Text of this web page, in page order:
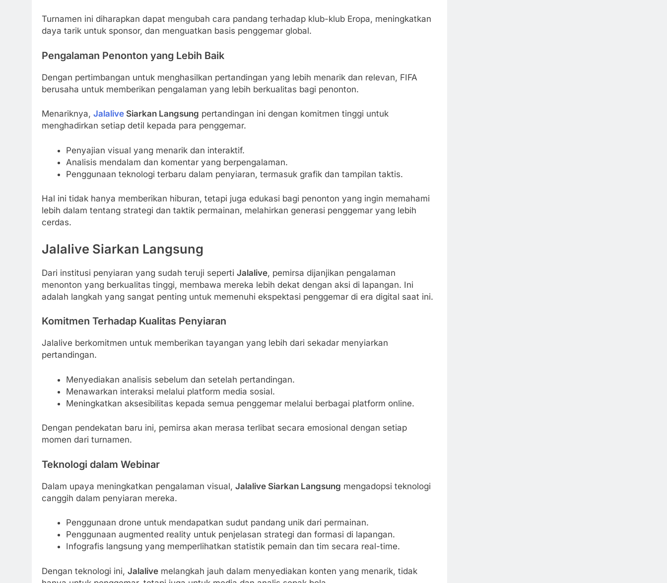
Turnamen ini diharapkan dapat mengubah cara pandang terhadap klub-klub Eropa, meningkatkan
daya tarik untuk sponsor, dan menguatkan basis penggemar global.
Pengalaman Penonton yang Lebih Baik
Dengan pertimbangan untuk menghasilkan pertandingan yang lebih menarik dan relevan, FIFA
berusaha untuk memberikan pengalaman yang lebih berkualitas bagi penonton.
Menariknya, Jalalive Siarkan Langsung pertandingan ini dengan komitmen tinggi untuk
menghadirkan setiap detil kepada para penggemar.
Penyajian visual yang menarik dan interaktif.
Analisis mendalam dan komentar yang berpengalaman.
Penggunaan teknologi terbaru dalam penyiaran, termasuk grafik dan tampilan taktis.
Hal ini tidak hanya memberikan hiburan, tetapi juga edukasi bagi penonton yang ingin memahami
lebih dalam tentang strategi dan taktik permainan, melahirkan generasi penggemar yang lebih
cerdas.
Jalalive Siarkan Langsung
Dari institusi penyiaran yang sudah teruji seperti Jalalive, pemirsa dijanjikan pengalaman
menonton yang berkualitas tinggi, membawa mereka lebih dekat dengan aksi di lapangan. Ini
adalah langkah yang sangat penting untuk memenuhi ekspektasi penggemar di era digital saat ini.
Komitmen Terhadap Kualitas Penyiaran
Jalalive berkomitmen untuk memberikan tayangan yang lebih dari sekadar menyiarkan
pertandingan.
Menyediakan analisis sebelum dan setelah pertandingan.
Menawarkan interaksi melalui platform media sosial.
Meningkatkan aksesibilitas kepada semua penggemar melalui berbagai platform online.
Dengan pendekatan baru ini, pemirsa akan merasa terlibat secara emosional dengan setiap
momen dari turnamen.
Teknologi dalam Webinar
Dalam upaya meningkatkan pengalaman visual, Jalalive Siarkan Langsung mengadopsi teknologi
canggih dalam penyiaran mereka.
Penggunaan drone untuk mendapatkan sudut pandang unik dari permainan.
Penggunaan augmented reality untuk penjelasan strategi dan formasi di lapangan.
Infografis langsung yang memperlihatkan statistik pemain dan tim secara real-time.
Dengan teknologi ini, Jalalive melangkah jauh dalam menyediakan konten yang menarik, tidak